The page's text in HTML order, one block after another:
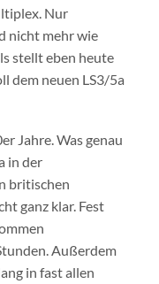
Nur
nicht mehr wie
stellt eben heute
dem neuen LS3/5a
Jahre. Was genau
in der
britischen
ganz klar. Fest
Außerdem
in fast allen